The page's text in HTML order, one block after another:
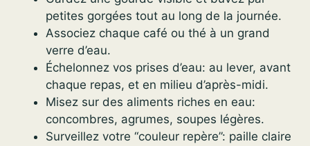
petites gorgées tout au long de la journée.
Associez chaque café ou thé à un grand
verre d’eau.
Échelonnez vos prises d’eau: au lever, avant
chaque repas, et en milieu d’après-midi.
Misez sur des aliments riches en eau:
concombres, agrumes, soupes légères.
Surveillez votre “couleur repère”: paille claire